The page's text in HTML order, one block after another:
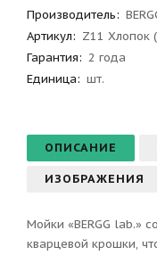
Производитель:
Артикул: Z11 Хлопок
Гарантия: 2 года
Единица: шт.
ОПИСАНИЕ
ИЗОБРАЖЕНИЯ
Мойки «BERGG lab.»
кварцевой крошки,